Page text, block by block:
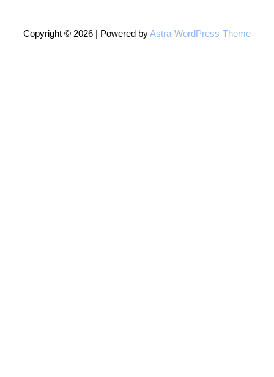
Copyright © 2026 | Powered byAstra-WordPress-Theme